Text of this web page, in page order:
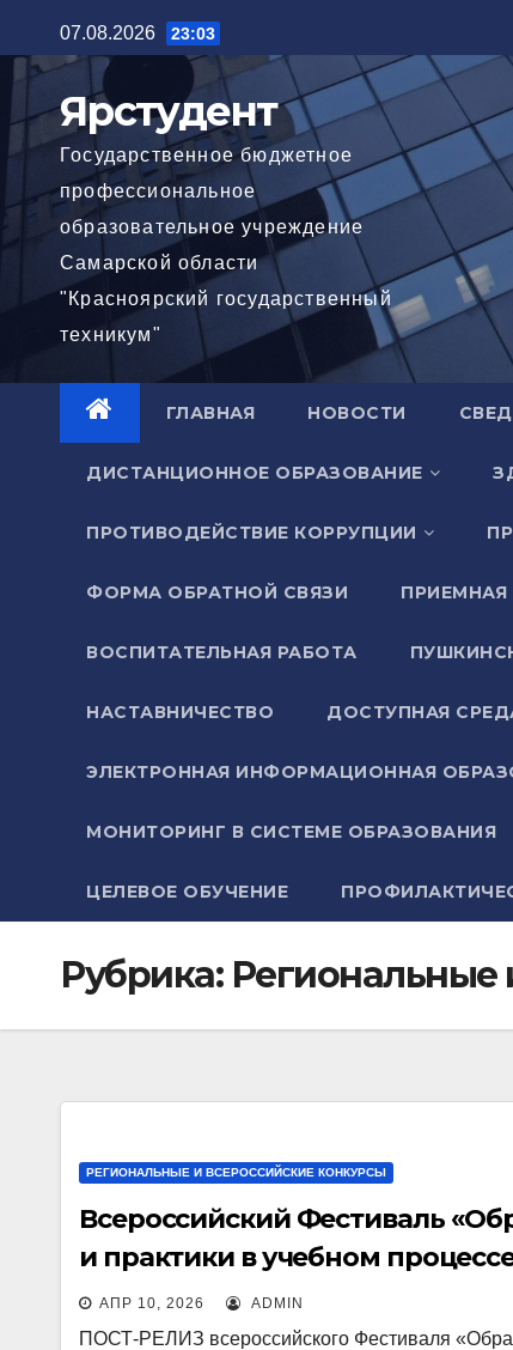
к
содержимому
07.08.2026 23:03
Ярстудент
Государственное бюджетное
профессиональное
образовательное учреждение
Самарской области
"Красноярский государственный
техникум"
ГЛАВНАЯ НОВОСТИ
ДИСТАНЦИОННОЕ ОБРАЗОВАНИЕ
ПРОТИВОДЕЙСТВИЕ КОРРУПЦИИ
ФОРМА ОБРАТНОЙ СВЯЗИ ПРИЕМНАЯ
ВОСПИТАТЕЛЬНАЯ РАБОТА
НАСТАВНИЧЕСТВО ДОСТУПНАЯ
ЭЛЕКТРОННАЯ ИНФОРМАЦИОННАЯ
МОНИТОРИНГ В СИСТЕМЕ ОБРАЗОВАНИЯ
ЦЕЛЕВОЕ ОБУЧЕНИЕ
Рубрика: Региональные
РЕГИОНАЛЬНЫЕ И ВСЕРОССИЙСКИЕ КОНКУРСЫ
Всероссийский Фестиваль
и практики в учебном
АПР 10, 2026 ADMIN
ПОСТ-РЕЛИЗ всероссийского Фестиваля